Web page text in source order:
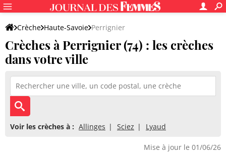
Crèche Haute-Savoie Perrignier
Crèches à Perrignier (74) : les crèches
dans votre ville
Voir les crèches à : Allinges Sciez Lyaud
Mise à jour le 01/06/26